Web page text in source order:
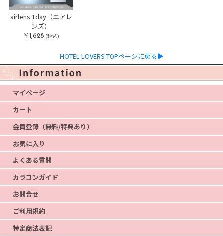
airlens 1day（エアレ
ンズ）
￥1,628 (税込)
HOTEL LOVERS TOPページに戻る▶
マイページ
カート
会員登録（無料/特典あり）
お気に入り
よくある質問
カラコンガイド
お問合せ
ご利用規約
特定商法表記